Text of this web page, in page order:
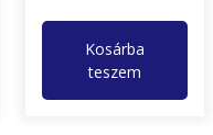
Kosárba
teszem